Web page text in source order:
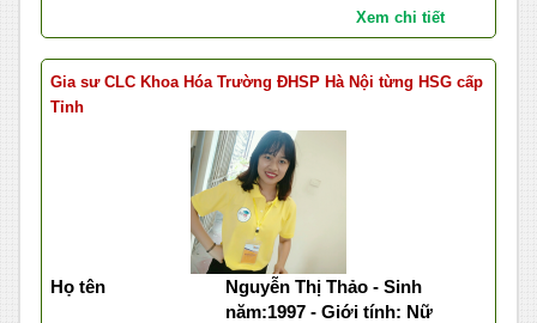
Xem chi tiết
Gia sư CLC Khoa Hóa Trường ĐHSP Hà Nội từng HSG cấp
Tỉnh
Họ tên
Nguyễn Thị Thảo - Sinh
năm:1997 - Giới tính: Nữ